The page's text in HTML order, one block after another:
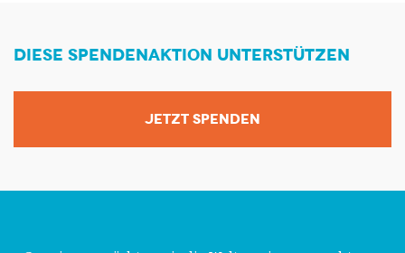
DIESE SPENDENAKTION UNTERSTÜTZEN
JETZT SPENDEN